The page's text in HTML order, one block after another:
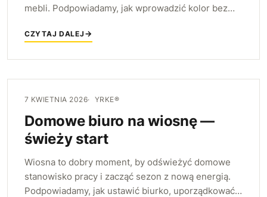
mebli. Podpowiadamy, jak wprowadzić kolor bez
CZYTAJ DALEJ
7 KWIETNIA 2026 YRKE®
Domowe biuro na wiosnę —
świeży start
Wiosna to dobry moment, by odświeżyć domowe
stanowisko pracy i zacząć sezon z nową energią.
Podpowiadamy, jak ustawić biurko, uporządkować